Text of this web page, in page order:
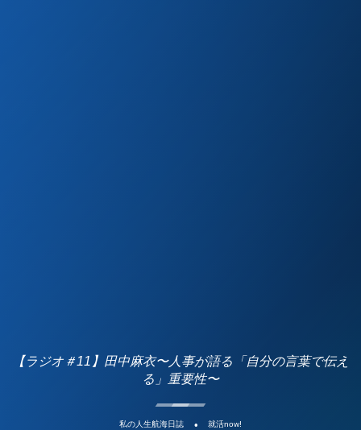
【ラジオ＃11】田中麻衣〜人事が語る「自分の言葉で伝え
る」重要性〜
私の人生航海日誌 就活now!